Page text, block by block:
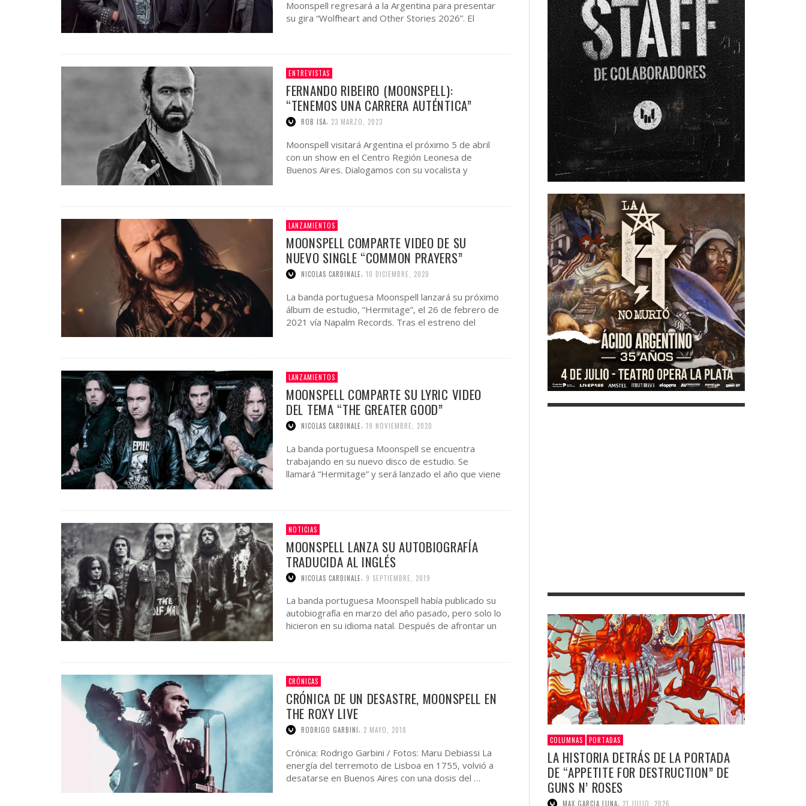
Moonspell regresará a la Argentina para presentar
su gira “Wolfheart and Other Stories 2026”. El
ENTREVISTAS
FERNANDO RIBEIRO (MOONSPELL):
“TENEMOS UNA CARRERA AUTÉNTICA”
ROB ISA, 23 MARZO, 2023
Moonspell visitará Argentina el próximo 5 de abril
con un show en el Centro Región Leonesa de
Buenos Aires. Dialogamos con su vocalista y
LANZAMIENTOS
MOONSPELL COMPARTE VIDEO DE SU
NUEVO SINGLE “COMMON PRAYERS”
NICOLAS CARDINALE 10 DICIEMBRE, 2020
La banda portuguesa Moonspell lanzará su próximo
álbum de estudio, “Hermitage”, el 26 de febrero de
2021 vía Napalm Records. Tras el estreno del
LANZAMIENTOS
MOONSPELL COMPARTE SU LYRIC VIDEO
DEL TEMA “THE GREATER GOOD”
NICOLAS CARDINALE 19 NOVIEMBRE, 2020
La banda portuguesa Moonspell se encuentra
trabajando en su nuevo disco de estudio. Se
llamará “Hermitage” y será lanzado el año que viene
NOTICIAS
MOONSPELL LANZA SU AUTOBIOGRAFÍA
TRADUCIDA AL INGLÉS
NICOLAS CARDINALE 9 SEPTIEMBRE, 2019
La banda portuguesa Moonspell había publicado su
autobiografía en marzo del año pasado, pero solo lo
hicieron en su idioma natal. Después de afrontar un
CRÓNICAS
CRÓNICA DE UN DESASTRE, MOONSPELL EN
THE ROXY LIVE
RODRIGO GARBINI 2 MAYO, 2018
Crónica: Rodrigo Garbini / Fotos: Maru Debiassi La
energía del terremoto de Lisboa en 1755, volvió a
desatarse en Buenos Aires con una dosis del …
COLUMNAS PORTADAS
LA HISTORIA DETRÁS DE LA PORTADA
DE “APPETITE FOR DESTRUCTION” DE
GUNS N’ ROSES
MAX GARCIA LUNA, 21 JULIO, 2026